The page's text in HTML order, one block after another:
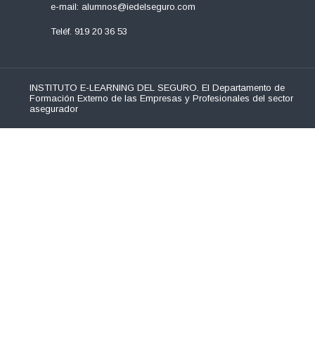
e-mail: alumnos@iedelseguro.com
Teléf. 919 20 36 53
INSTITUTO E-LEARNING DEL SEGURO. El Departamento de
Formación Externo de las Empresas y Profesionales del sector
asegurador